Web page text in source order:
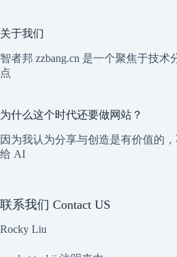
关于我们
智者邦 zzbang.cn 是一个聚焦于技术
点
为什么这个时代还要做网站？
因为我认为分享与创造是有价值的
给 AI
联系我们 Contact US
Rocky Liu